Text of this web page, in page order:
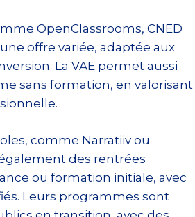
OpenClassrooms, CNED
offre variée, adaptée aux
La VAE permet aussi
sans formation, en valorisant
comme Narratiiv ou
des rentrées
ou formation initiale, avec
Leurs programmes sont